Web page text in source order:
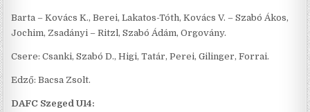
Barta – Kovács K., Berei, Lakatos-Tóth, Kovács V. – Szabó Ákos,
Jochim, Zsadányi – Ritzl, Szabó Ádám, Orgovány.
Csere: Csanki, Szabó D., Higi, Tatár, Perei, Gilinger, Forrai.
Edző: Bacsa Zsolt.
DAFC Szeged U14: